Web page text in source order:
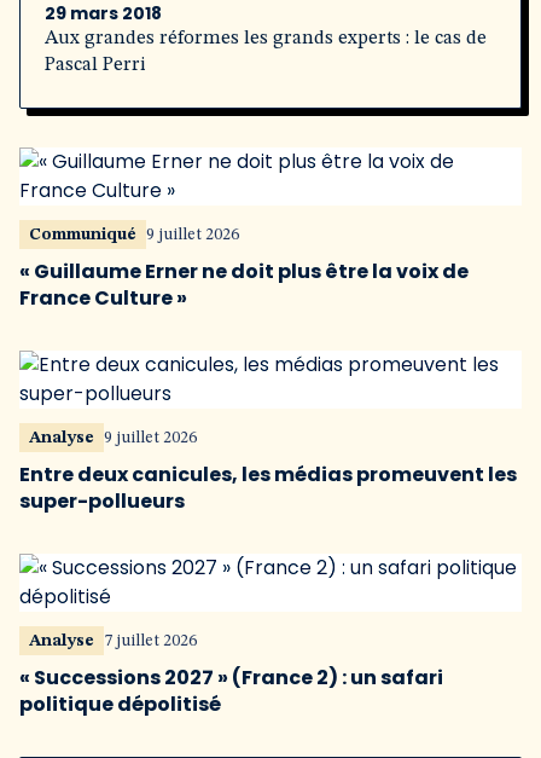
29 mars 2018
Aux grandes réformes les grands experts : le cas de
Pascal Perri
Communiqué 9 juillet 2026
« Guillaume Erner ne doit plus être la voix de
France Culture »
Analyse 9 juillet 2026
Entre deux canicules, les médias promeuvent les
super-pollueurs
Analyse 7 juillet 2026
« Successions 2027 » (France 2) : un safari
politique dépolitisé